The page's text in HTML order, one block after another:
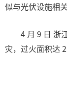
似与光伏设施相关
4 月 9 日 浙
灾，过火面积达